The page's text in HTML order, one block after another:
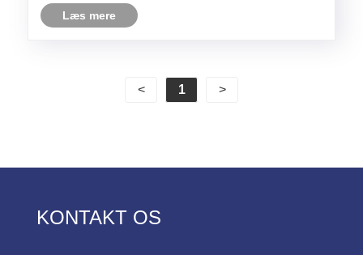
plastindustri, medicinsk industri, kemisk
industri og så videre.
Læs mere
< 1 >
KONTAKT OS